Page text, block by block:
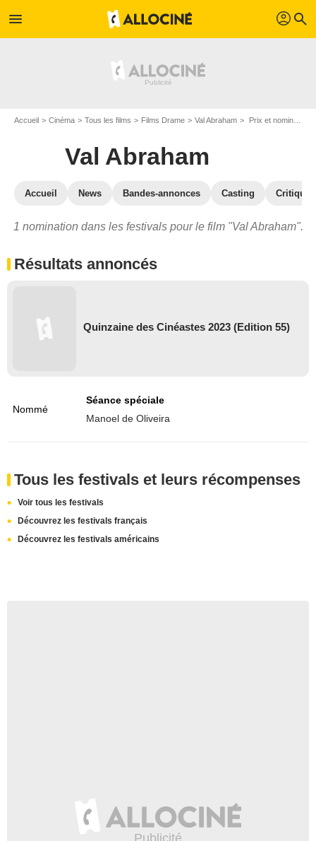
menu profil search
Accueil Cinéma Tous les films Films Drame Val Abraham Prix et nominations pour Val Abraham
Val Abraham
Accueil News Bandes-annonces Casting
1 nomination dans les festivals pour le film "Val Abraham".
Résultats annoncés
Quinzaine des Cinéastes 2023 (Edition 55)
Nommé
Séance spéciale
Manoel de Oliveira
Tous les festivals et leurs récompenses
Voir tous les festivals
Découvrez les festivals français
Découvrez les festivals américains